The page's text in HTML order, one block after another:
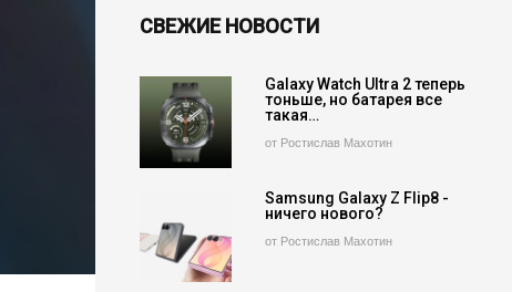
СВЕЖИЕ НОВОСТИ
Galaxy Watch Ultra 2 теперь
тоньше, но батарея все
такая…
от Ростислав Махотин
Samsung Galaxy Z Flip8 -
ничего нового?
от Ростислав Махотин